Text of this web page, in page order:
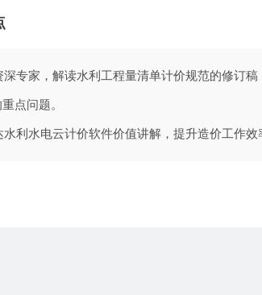
点
专家，解读水利工程量清单计价规范的修订
重点问题。
利水电云计价软件价值讲解，提升造价工作效